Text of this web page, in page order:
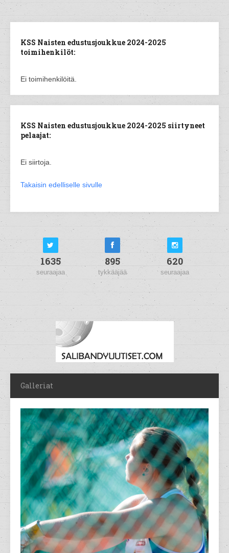
KSS Naisten edustusjoukkue 2024-2025
toimihenkilöt:
Ei toimihenkilöitä.
KSS Naisten edustusjoukkue 2024-2025 siirtyneet
pelaajat:
Ei siirtoja.
Takaisin edelliselle sivulle
1635
seuraajaa
895
tykkääjää
620
seuraajaa
Galleriat